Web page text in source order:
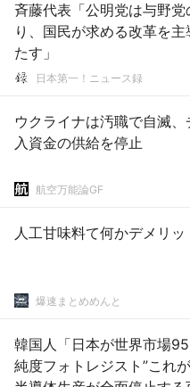
斉藤代表「公明党は与野
り、国民が求める改革を
たす」
日本第一！ニュース録
ウクライナは汚職で自滅
入資金の供給を停止
航空万能論GF
人工甘味料て何かデメリッ
爆速まとめめんと
韓国人「日本が世界市場
純度フォトレジスト”これ